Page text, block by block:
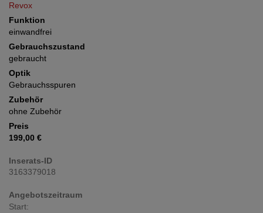
Revox
Funktion
einwandfrei
Gebrauchszustand
gebraucht
Optik
Gebrauchsspuren
Zubehör
ohne Zubehör
Preis
199,00 €
Inserats-ID
3163379018
Angebotszeitraum
Start: